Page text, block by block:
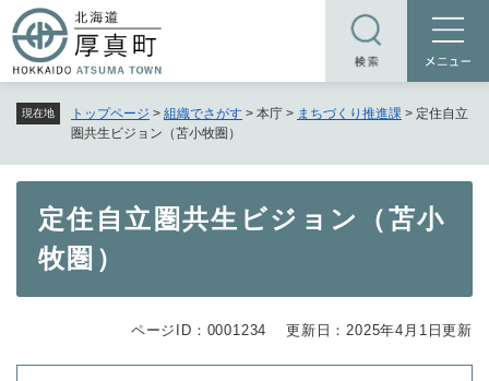
ー
ジ
で
現在地 トップページ > 組織でさがす > 本庁 > まちづくり推進課 > 定住自立
圏共生ビジョン（苫小牧圏）
定住自立圏共生ビジョン（苫小
牧圏）
ページID：0001234 更新日：2025年4月1日更新